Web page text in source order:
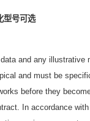
型号可选
and any illustrative
and must be
before they
In accordance